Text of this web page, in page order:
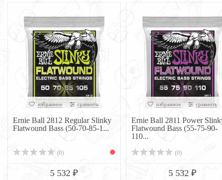
избранное сравнить
Ernie Ball 2812 Regular Slinky
Flatwound Bass (50-70-85-1...
(0)
5 532 ₽
избранное сравнить
Ernie Ball 2811 Power
Flatwound Bass (55-75-90-
110...
(0)
5 532 ₽